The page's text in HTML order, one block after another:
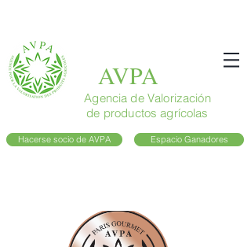
AVPA
Agencia de Valorización
de productos agrícolas
Hacerse socio de AVPA Espacio Ganadores